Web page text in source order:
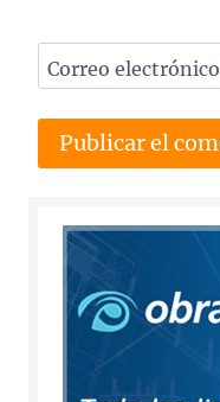
Correo electrónico